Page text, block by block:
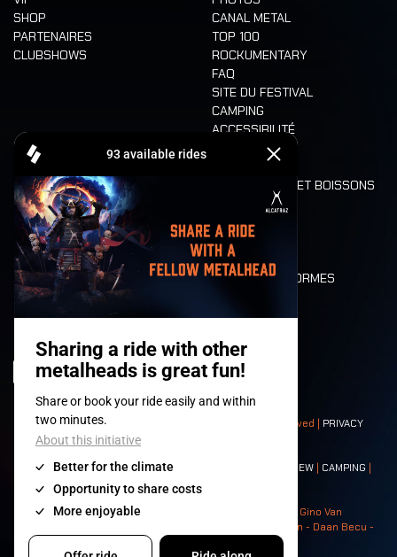
SHOP
PARTENAIRES
CLUBSHOWS
CANAL METAL
TOP 100
ROCKUMENTARY
FAQ
SITE DU FESTIVAL
CAMPING
ACCESSIBILITÉ
CASHLESS
ALIMENTATION ET BOISSONS
LONE WOLVES
PLAN
DEATH RIDE
VALEURS ET NORMES
HISTOIRE
© 2008-2026- Apache Productions VZW – All rights reserved | PRIVACY
POLICY|CONDITIONS GÉNÉRALES
Contact:GENERAL| PARTNERSHIPS CREW CAMPING
| NEIGHBOURS
Photos: Ann Kermans - Hans Van Hoof - Eliaz Bruggeman - Gino Van
Lancker - Tim Tronckoe - Elsie Roymans - Stijn Verbruggen - Daan Becu -
Claus Christa - Devid Camerlynck